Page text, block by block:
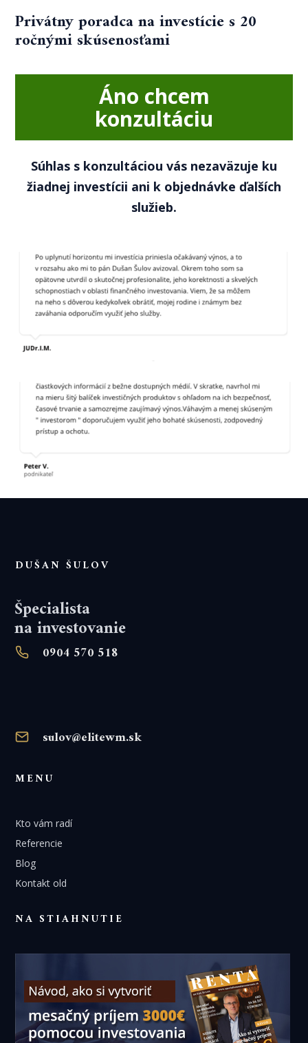
Privátny poradca na investície s 20
ročnými skúsenosťami
Áno chcem
konzultáciu
Súhlas s konzultáciou vás nezaväzuje ku
žiadnej investícii ani k objednávke ďalších
služieb.
DUŠAN ŠULOV
Špecialista
na investovanie
0904 570 518
sulov@elitewm.sk
MENU
Kto vám radí
Referencie
Blog
Kontakt old
NA STIAHNUTIE